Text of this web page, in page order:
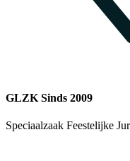
GLZK Sinds 2009
Speciaalzaak Feestelijke